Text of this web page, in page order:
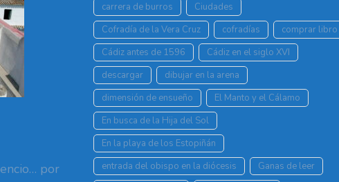
por
carrera de burros
Ciudades
Cofradía de la Vera Cruz
cofradías
comprar libro
Cádiz antes de 1596
Cádiz en el siglo XVI
descargar
dibujar en la arena
dimensión de ensueño
El Manto y el Cálamo
En busca de la Hija del Sol
En la playa de los Estopiñán
entrada del obispo en la diócesis
Ganas de leer